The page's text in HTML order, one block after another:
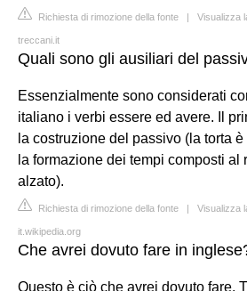
Richiesta di rimozione della fonte | Visualizza
treccani.it
Quali sono gli ausiliari del
Essenzialmente sono considerati
italiano i verbi essere ed avere. Il
la costruzione del passivo (la torta
la formazione dei tempi composti al
alzato).
Richiesta di rimozione della fonte | Visualizza
it.wikipedia.org
Che avrei dovuto fare in
Questo è ciò che avrei dovuto fare.